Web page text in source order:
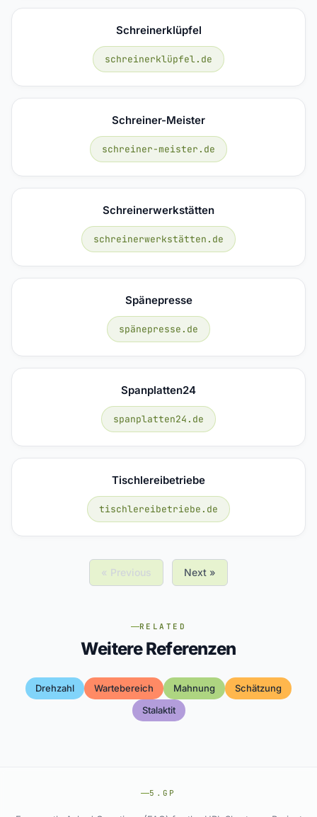
Schreinerklüpfel
schreinerklüpfel.de
Schreiner-Meister
schreiner-meister.de
Schreinerwerkstätten
schreinerwerkstätten.de
Spänepresse
spänepresse.de
Spanplatten24
spanplatten24.de
Tischlereibetriebe
tischlereibetriebe.de
« Previous Next »
RELATED
Weitere Referenzen
Drehzahl Wartebereich Mahnung
Schätzung
Stalaktit
5.GP